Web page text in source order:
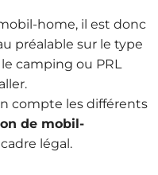
home, il est donc
préalable sur le type
camping ou PRL
compte les différents
de mobil-
légal.